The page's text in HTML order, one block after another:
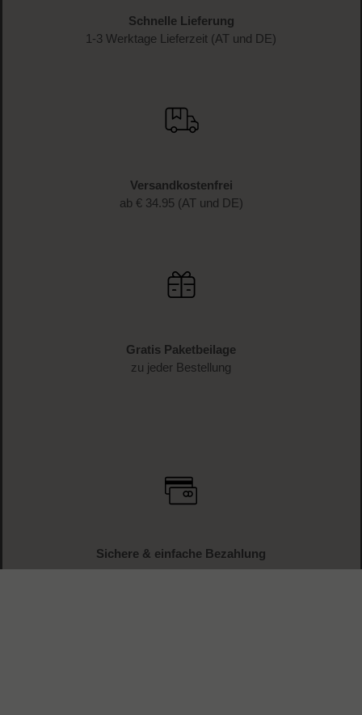
Schnelle Lieferung
1-3 Werktage Lieferzeit (AT und DE)
Versandkostenfrei
ab € 34.95 (AT und DE)
Gratis Paketbeilage
zu jeder Bestellung
Sichere & einfache Bezahlung